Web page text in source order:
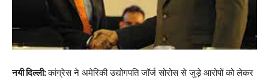
नयी दिल्ली:कांग्रेस ने अमेरिकी उद्योगपति जॉर्ज सोरोस से जुड़े आरोपों को लेकर